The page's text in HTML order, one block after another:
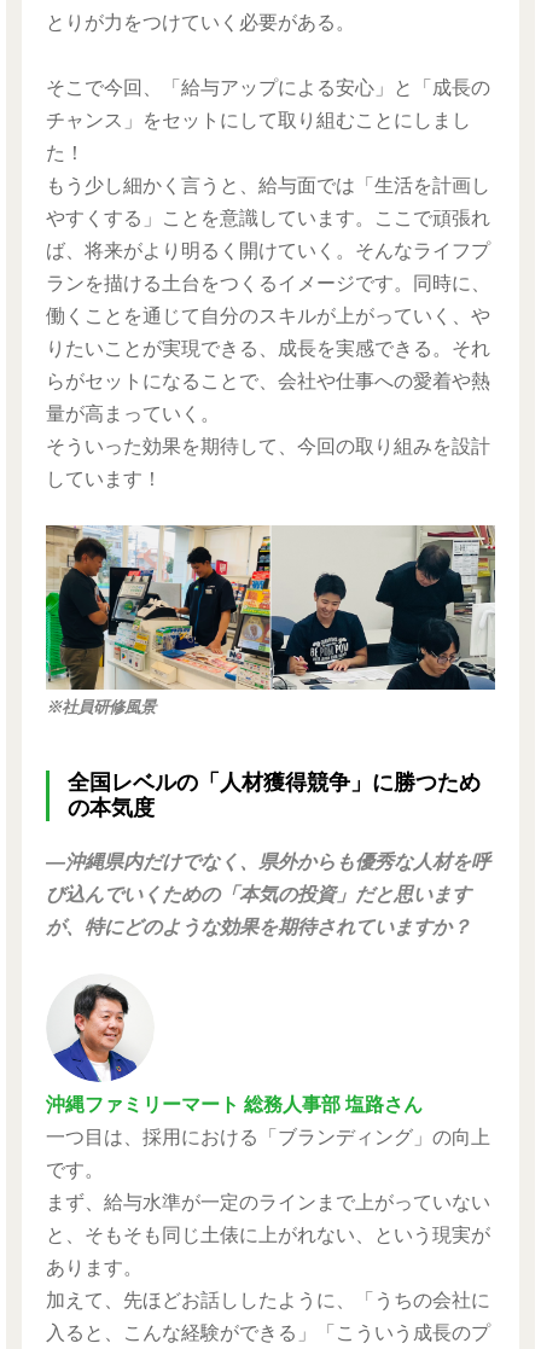
とりが力をつけていく必要がある。
そこで今回、「給与アップによる安心」と「成長の
チャンス」をセットにして取り組むことにしまし
た！
もう少し細かく言うと、給与面では「生活を計画し
やすくする」ことを意識しています。ここで頑張れ
ば、将来がより明るく開けていく。そんなライフプ
ランを描ける土台をつくるイメージです。同時に、
働くことを通じて自分のスキルが上がっていく、や
りたいことが実現できる、成長を実感できる。それ
らがセットになることで、会社や仕事への愛着や熱
量が高まっていく。
そういった効果を期待して、今回の取り組みを設計
しています！
※社員研修風景
全国レベルの「人材獲得競争」に勝つため
の本気度
―沖縄県内だけでなく、県外からも優秀な人材を呼
び込んでいくための「本気の投資」だと思います
が、特にどのような効果を期待されていますか？
沖縄ファミリーマート 総務人事部 塩路さん
一つ目は、採用における「ブランディング」の向上
です。
まず、給与水準が一定のラインまで上がっていない
と、そもそも同じ土俵に上がれない、という現実が
あります。
加えて、先ほどお話ししたように、「うちの会社に
入ると、こんな経験ができる」「こういう成長のプ